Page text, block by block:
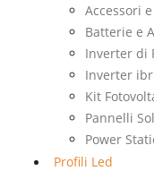
Accessori
Batterie e
Inverter di
Inverter
Kit
Pannelli
Power
Profili Led